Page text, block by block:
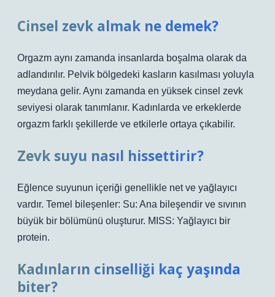
Cinsel zevk almak ne demek?
Orgazm aynı zamanda insanlarda boşalma olarak da
adlandırılır. Pelvik bölgedeki kasların kasılması yoluyla
meydana gelir. Aynı zamanda en yüksek cinsel zevk
seviyesi olarak tanımlanır. Kadınlarda ve erkeklerde
orgazm farklı şekillerde ve etkilerle ortaya çıkabilir.
Zevk suyu nasıl hissettirir?
Eğlence suyunun içeriği genellikle net ve yağlayıcı
vardır. Temel bileşenler: Su: Ana bileşendir ve sıvının
büyük bir bölümünü oluşturur. MISS: Yağlayıcı bir
protein.
Kadınların cinselliği kaç yaşında
biter?